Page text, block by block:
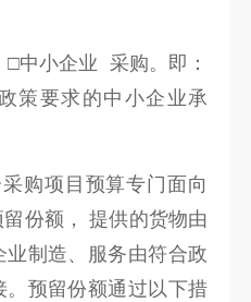
中小企业 采购。即：
策要求的中小企业承
购项目预算专门面向
份额， 提供的货物由
制造、服务由符合政
预留份额通过以下措